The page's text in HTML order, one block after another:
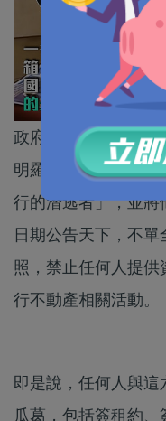
政府今早（6月12日
明羅冠聰等六名被
行的潛逃者」，並將
日期公告天下，不
照，禁止任何人提供
行不動產相關活動。
即是說，任何人與這
瓜葛，包括簽租約